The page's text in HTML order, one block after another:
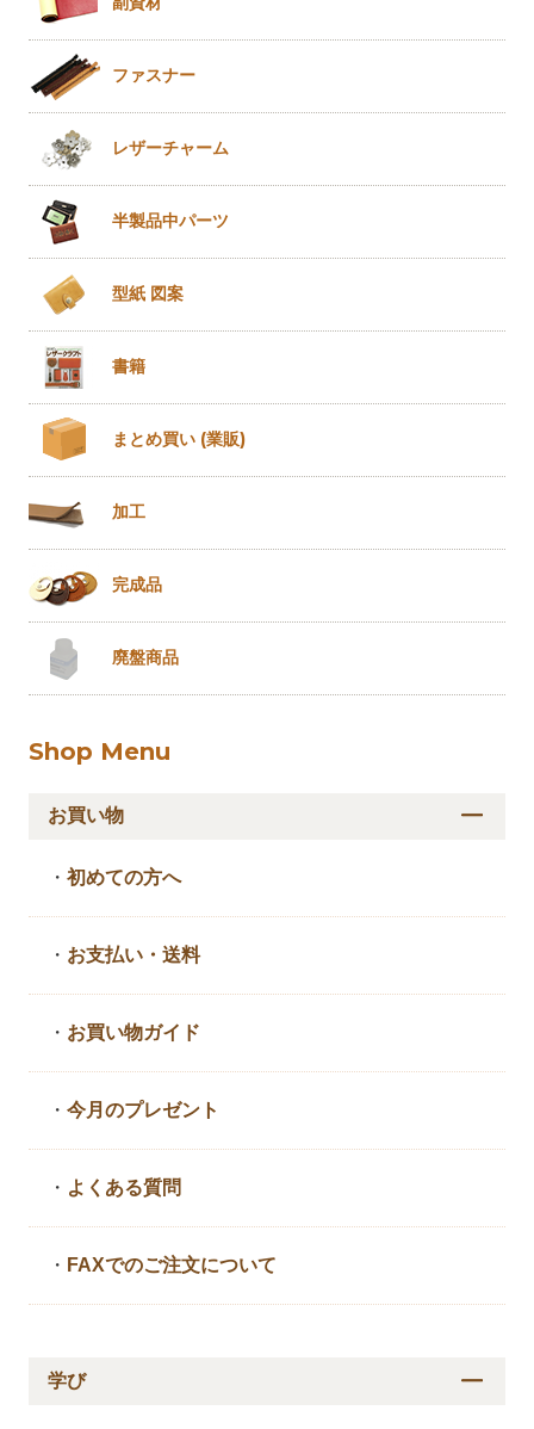
ファスナー
レザーチャーム
半製品中パーツ
型紙 図案
書籍
まとめ買い (業販)
加工
完成品
廃盤商品
Shop Menu
お買い物
・初めての方へ
・ お支払い・送料
・ お買い物ガイド
・今月のプレゼント
・ よくある質問
・ FAXでのご注文について
学び